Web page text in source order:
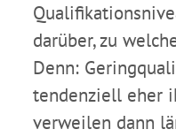
darüber, zu
Denn:
tendenziell eher
verweilen dann